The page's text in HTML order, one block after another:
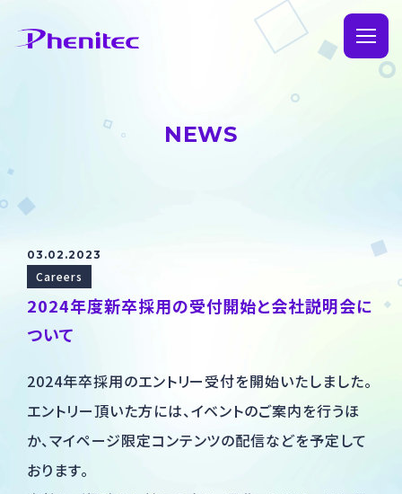
Corporate information
Company Profile & Locations
Manufacturing
Products
SiC
Sustainability
News
Contact Us
General
NEWS
03.02.2023
Careers
2024年度新卒採用の受付開始と会社説明会に
ついて
2024年卒採用のエントリー受付を開始いたしました。
エントリー頂いた方には、イベントのご案内を行うほ
か、マイページ限定コンテンツの配信などを予定して
おります。